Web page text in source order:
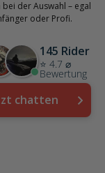
der Auswahl – egal
oder Profi.
145 Rider
⭐ 4.7 ⌀
Bewertung
chatten